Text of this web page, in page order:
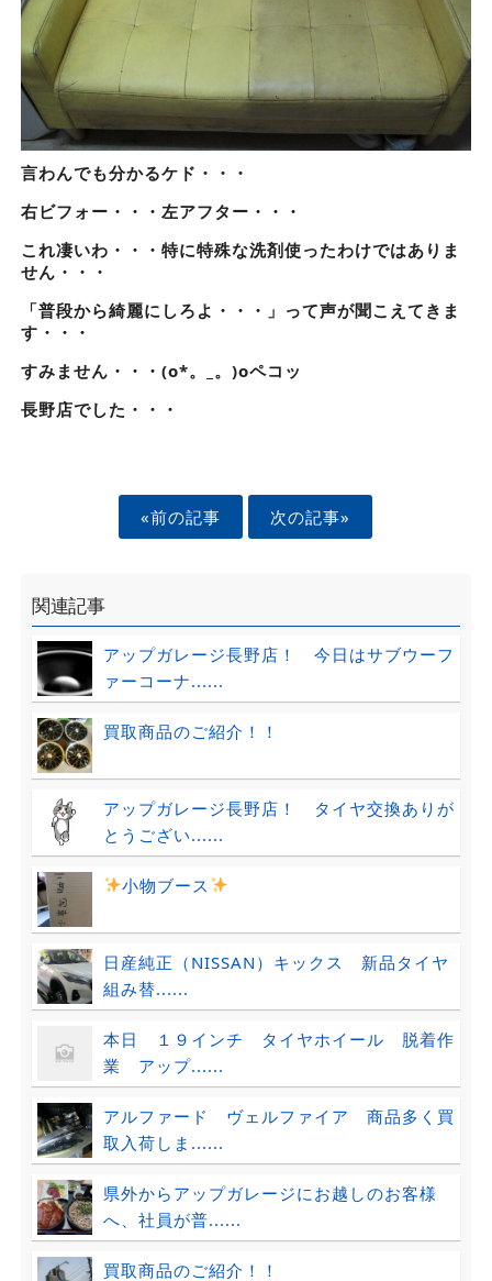
言わんでも分かるケド・・・
右ビフォー・・・左アフター・・・
これ凄いわ・・・特に特殊な洗剤使ったわけではありま
せん・・・
「普段から綺麗にしろよ・・・」って声が聞こえてきま
す・・・
すみません・・・(o*。_。)oペコッ
長野店でした・・・
«前の記事 次の記事»
関連記事
アップガレージ長野店！ 今日はサブウーフ
ァーコーナ......
買取商品のご紹介！！
アップガレージ長野店！ タイヤ交換ありが
とうござい......
小物ブース
日産純正（NISSAN）キックス 新品タイヤ
組み替......
本日 １９インチ タイヤホイール 脱着作
業 アップ......
アルファード ヴェルファイア 商品多く買
取入荷しま......
県外からアップガレージにお越しのお客様
へ、社員が普......
買取商品のご紹介！！